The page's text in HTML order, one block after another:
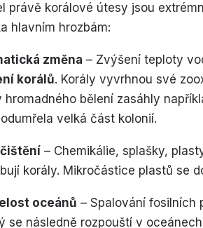
právě korálové útesy jsou
hlavním hrozbám:
změna – Zvýšení teploty
korálů. Korály vyvrhnou své
hromadného bělení zasáhly
velká část kolonií.
– Chemikálie, splašky,
korály. Mikročástice plastů se
oceánů – Spalování fosilních
se následně rozpouští v